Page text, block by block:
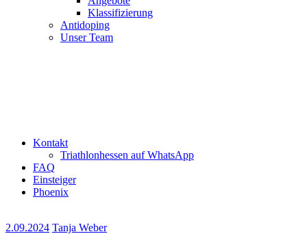
Klassifizierung
Antidoping
Unser Team
Kontakt
Triathlonhessen auf WhatsApp
FAQ
Einsteiger
Phoenix
2.09.2024 Tanja Weber